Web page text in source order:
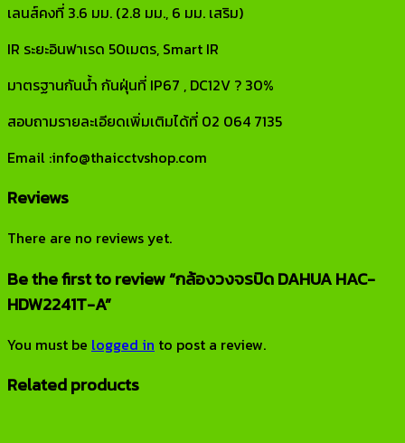
เลนส์คงที่ 3.6 มม. (2.8 มม., 6 มม. เสริม)
IR ระยะอินฟาเรด 50เมตร, Smart IR
มาตรฐานกันน้ำ กันฝุ่นที่ IP67 , DC12V ? 30%
สอบถามรายละเอียดเพิ่มเติมได้ที่ 02 064 7135
Email :info@thaicctvshop.com
Reviews
There are no reviews yet.
Be the first to review “กล้องวงจรปิด DAHUA HAC-
HDW2241T-A”
You must be logged in to post a review.
Related products